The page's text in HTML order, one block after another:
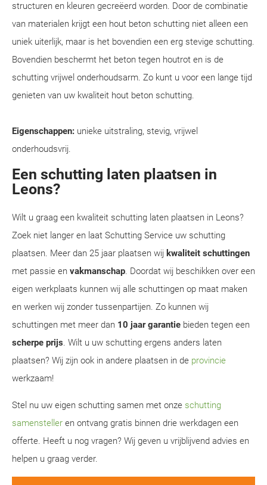
structuren en kleuren gecreëerd worden. Door de combinatie
van materialen krijgt een hout beton schutting niet alleen een
uniek uiterlijk, maar is het bovendien een erg stevige schutting.
Bovendien beschermt het beton tegen houtrot en is de
schutting vrijwel onderhoudsarm. Zo kunt u voor een lange tijd
genieten van uw kwaliteit hout beton schutting.
Eigenschappen: unieke uitstraling, stevig, vrijwel
onderhoudsvrij.
Een schutting laten plaatsen in
Leons?
Wilt u graag een kwaliteit schutting laten plaatsen in Leons?
Zoek niet langer en laat Schutting Service uw schutting
plaatsen. Meer dan 25 jaar plaatsen wij kwaliteit schuttingen
met passie en vakmanschap. Doordat wij beschikken over een
eigen werkplaats kunnen wij alle schuttingen op maat maken
en werken wij zonder tussenpartijen. Zo kunnen wij
schuttingen met meer dan 10 jaar garantie bieden tegen een
scherpe prijs. Wilt u uw schutting ergens anders laten
plaatsen? Wij zijn ook in andere plaatsen in de provincie
werkzaam!
Stel nu uw eigen schutting samen met onze schutting
samensteller en ontvang gratis binnen drie werkdagen een
offerte. Heeft u nog vragen? Wij geven u vrijblijvend advies en
helpen u graag verder.